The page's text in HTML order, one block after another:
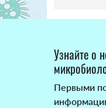
Узнайте о
Первыми